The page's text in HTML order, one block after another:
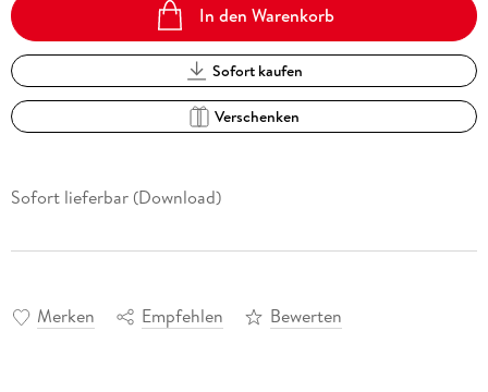
In den Warenkorb
Sofort kaufen
Verschenken
Sofort lieferbar (Download)
Merken Empfehlen Bewerten